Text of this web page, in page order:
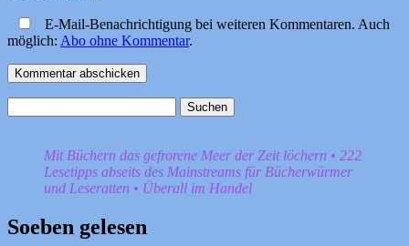
E-Mail-Benachrichtigung bei weiteren Kommentaren. Auch
möglich: Abo ohne Kommentar.
nach:
Mit Büchern das gefrorene Meer der Zeit löchern • 222
Lesetipps abseits des Mainstreams für Bücherwürmer
und Leseratten • Überall im Handel
Soeben gelesen